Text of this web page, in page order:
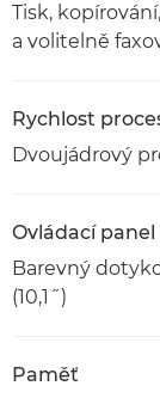
Tisk,
a volitelně
Rychlost
Dvoujádrový
Ovládací panel
Barevný
(10,1˝)
Paměť